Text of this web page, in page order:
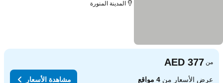
المدينة المنورة
من
عرض الأسعار من4 مواقع مشاهدة الأسعار